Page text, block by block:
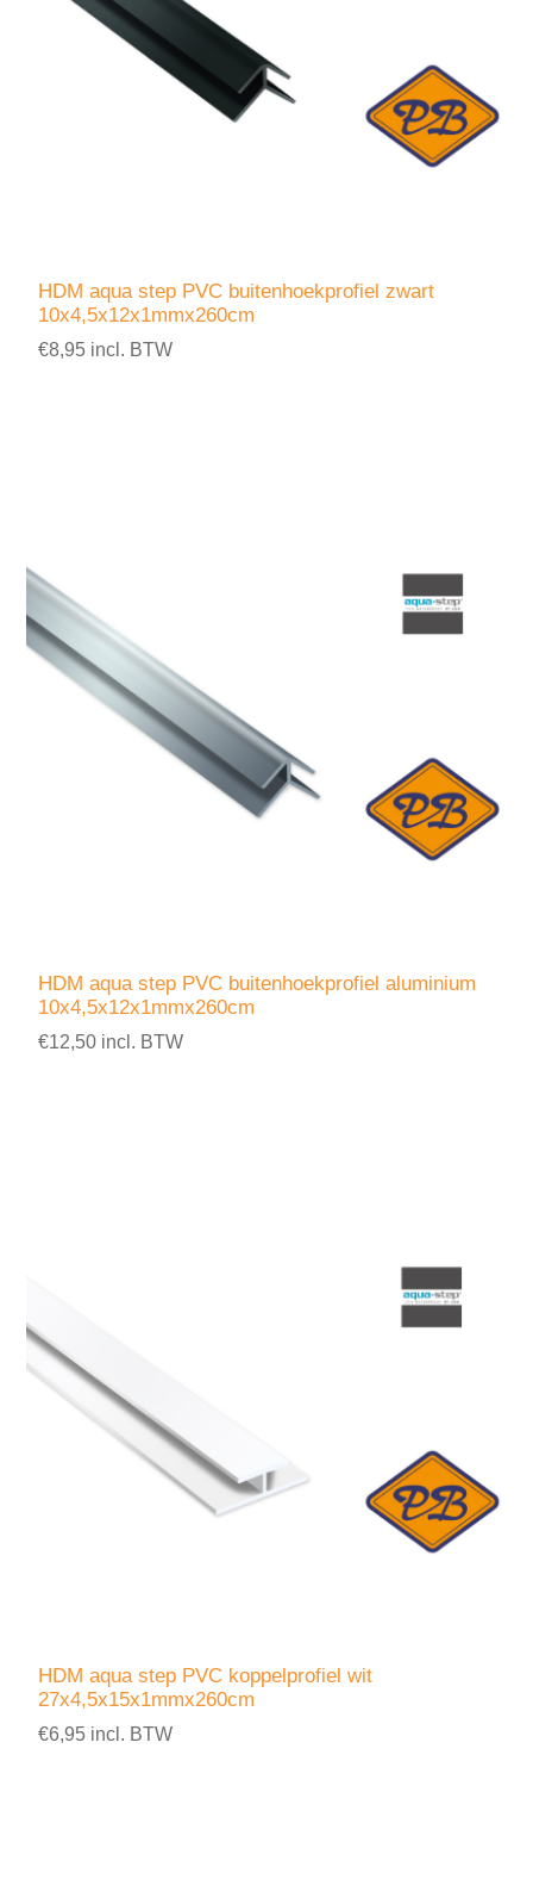
HDM aqua step PVC buitenhoekprofiel zwart
10x4,5x12x1mmx260cm
€8,95 incl. BTW
HDM aqua step PVC buitenhoekprofiel aluminium
10x4,5x12x1mmx260cm
€12,50 incl. BTW
HDM aqua step PVC koppelprofiel wit
27x4,5x15x1mmx260cm
€6,95 incl. BTW